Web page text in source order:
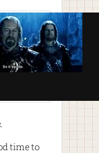
time to